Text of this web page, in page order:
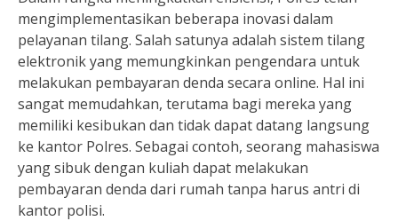
mengimplementasikan beberapa inovasi dalam
pelayanan tilang. Salah satunya adalah sistem tilang
elektronik yang memungkinkan pengendara untuk
melakukan pembayaran denda secara online. Hal ini
sangat memudahkan, terutama bagi mereka yang
memiliki kesibukan dan tidak dapat datang langsung
ke kantor Polres. Sebagai contoh, seorang mahasiswa
yang sibuk dengan kuliah dapat melakukan
pembayaran denda dari rumah tanpa harus antri di
kantor polisi.